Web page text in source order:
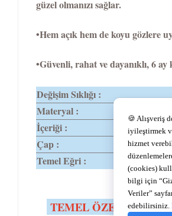
güzel olmanızı sağlar.
•Hem açık hem de koyu gözlere
•Güvenli, rahat ve dayanıklı, 6
Değişim Sıklığı :
Materyal :
İçeriği :
Çap :
Temel Eğri :
TEMEL ÖZELLİKLER